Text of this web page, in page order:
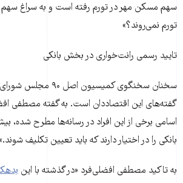
سهم مسکن مهر در تورم رفته است و به سراغ سهم
تورم نمی‌روند؟»
تایید رسمی رانت‌‌خواری در بخش بانکی
سخنان سخنگوی کمیسیون
بانکی را در اختیار دارند که باید تعیین تکلیف
به تاکید مصطفی افضلی‌فرد «در گذشته با این